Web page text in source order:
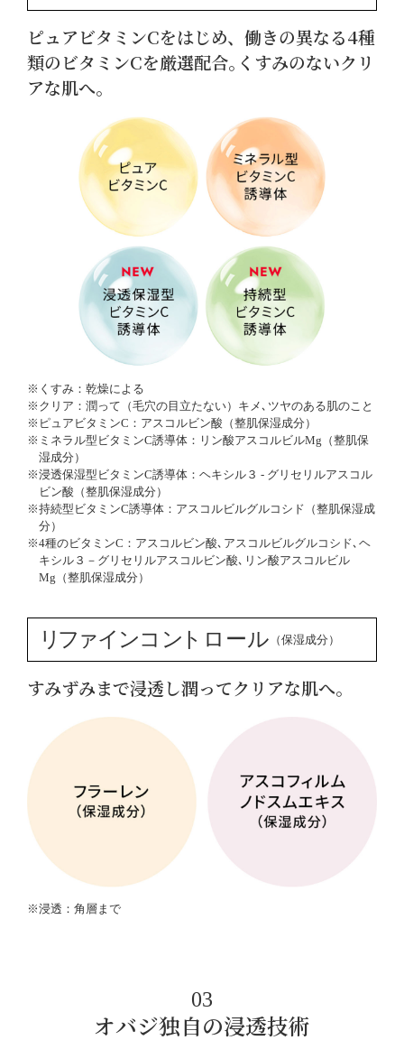
ピュアビタミンCをはじめ、働きの異なる4種
類のビタミンCを厳選配合｡くすみのないクリ
アな肌へ｡
※くすみ：乾燥による
※クリア：潤って（毛穴の目立たない）キメ､ツヤのある肌のこと
※ピュアビタミンC：アスコルビン酸（整肌保湿成分）
※ミネラル型ビタミンC誘導体：リン酸アスコルビルMg（整肌保
湿成分）
※浸透保湿型ビタミンC誘導体：ヘキシル３ - グリセリルアスコル
ビン酸（整肌保湿成分）
※持続型ビタミンC誘導体：アスコルビルグルコシド（整肌保湿成
分）
※4種のビタミンC：アスコルビン酸､アスコルビルグルコシド､ヘ
キシル３－グリセリルアスコルビン酸､リン酸アスコルビル
Mg（整肌保湿成分）
リファインコ ントロール （保湿成分）
すみずみまで浸透し潤ってクリアな肌へ｡
※浸透：角層まで
03
オバジ独自の浸透技術